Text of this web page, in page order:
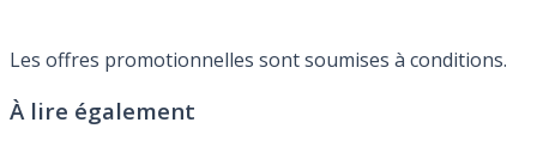
Les offres promotionnelles sont soumises à conditions.
À lire également